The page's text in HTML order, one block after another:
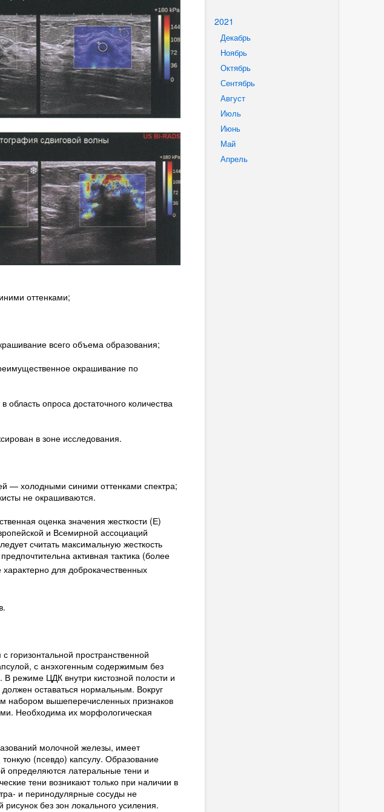
2021
Декабрь
Ноябрь
Октябрь
Сентябрь
Август
Июль
Июнь
Май
Апрель
оттенками;
всего объема образования;
окрашивание по
опроса достаточного количества
в зоне исследования.
— холодными синими оттенками спектра;
не окрашиваются.
оценка значения жесткости (Е)
и Всемирной ассоциаций
считать максимальную жесткость
активная тактика (более
для доброкачественных
горизонтальной пространственной
с анэхогенным содержимым без
режиме ЦДК внутри кистозной полости и
оставаться нормальным. Вокруг
набором вышеперечисленных признаков
Необходима их морфологическая
молочной железы, имеет
(псевдо) капсулу. Образование
определяются латеральные тени и
тени возникают только при наличии в
и перинодулярные сосуды не
без зон локального усиления.